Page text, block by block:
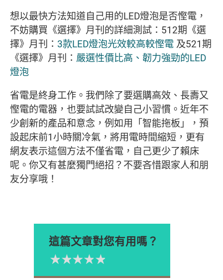
想以最快方法知道自己用的LED燈泡是否慳電，
不妨購買《選擇》月刊的詳細測試：512期《選
擇》月刊： 3款LED燈泡光效較高較慳電 及521期
《選擇》月刊： 嚴選性價比高、韌力強勁的LED
燈泡
省電是終身工作。我們除了要選購高效、長壽又
慳電的電器，也要試試改變自己小習慣。近年不
少創新的產品和意念，例如用「智能拖板」，預
設起床前1小時關冷氣，將用電時間縮短，更有
網友表示這個方法不僅省電，自己更少了賴床
呢。你又有甚麼獨門絕招？不要吝惜跟家人和朋
友分享哦！
這篇文章對您有用嗎？
Please rate
4星
3星
2星
1星